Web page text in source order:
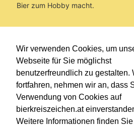
Wir verwenden Cookies, um
Webseite für Sie möglichst
benutzerfreundlich zu gestalten.
fortfahren, nehmen wir an, dass
Verwendung von Cookies auf
bierkreiszeichen.at
Weitere Informationen finden
Bier zum Hobby macht.
Sie befinden sich auf https://
im Pfad:Übers Bier/Biersorten
Erstellt: 2020-08-10
Links
Kontakt